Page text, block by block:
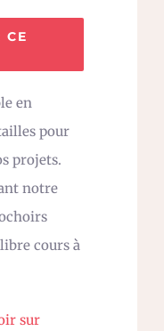
CE
en
pour
projets.
notre
cours à
sur